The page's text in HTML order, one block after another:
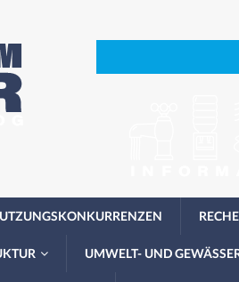
UMWELT- UND